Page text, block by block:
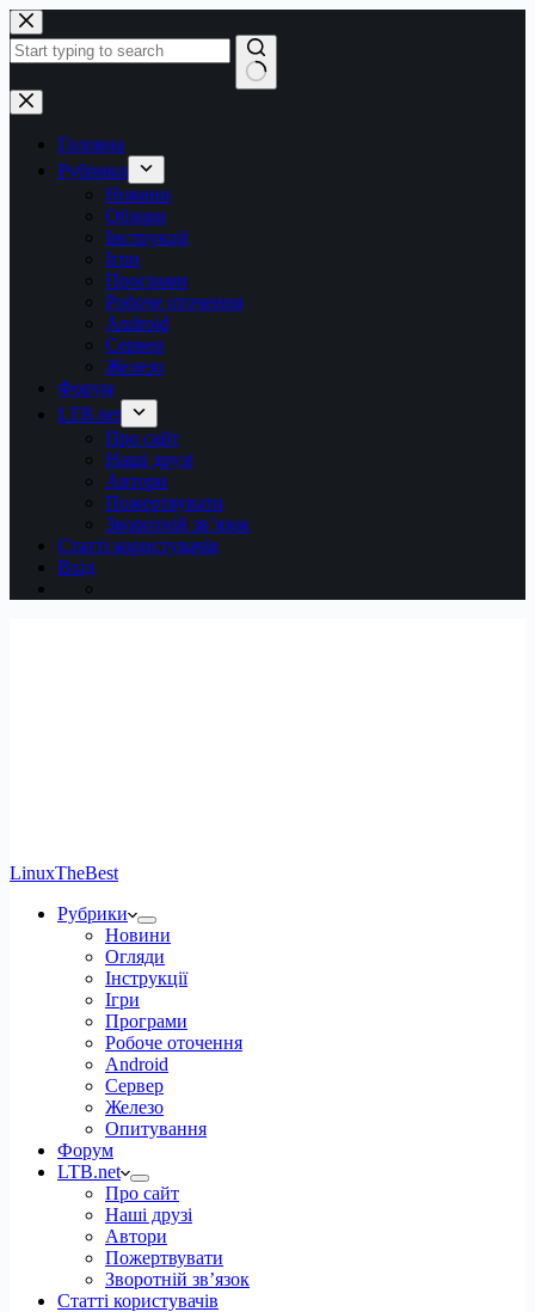
Перейти
до
вмісту
Немає
результатів
Головна
Рубрики
Новини
Обзори
Інструкції
Ігри
Програми
Робоче оточення
Android
Сервер
Железо
Форум
LTB.net
Про сайт
Наші друзі
Автори
Пожертвувати
Зворотній зв’язок
Статті користувачів
Вхід
LinuxTheBest
Рубрики
Новини
Огляди
Інструкції
Ігри
Програми
Робоче оточення
Android
Сервер
Железо
Опитування
Форум
LTB.net
Про сайт
Наші друзі
Автори
Пожертвувати
Зворотній зв’язок
Статті користувачів